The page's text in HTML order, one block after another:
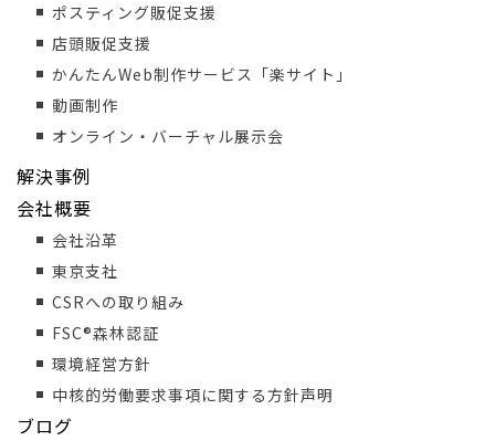
ポスティング販促支援
店頭販促支援
かんたんWeb制作サービス「楽サイト」
動画制作
オンライン・バーチャル展示会
解決事例
会社概要
会社沿革
東京支社
CSRへの取り組み
FSC®森林認証
環境経営方針
中核的労働要求事項に関する方針声明
ブログ